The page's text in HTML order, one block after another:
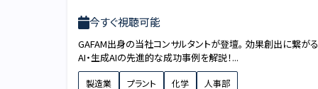
今すぐ視聴可能
GAFAM出身の当社コンサルタントが登壇。 効果創出に繋がる
AI・生成AIの先進的な成功事例を解説！...
製造業 プラント 化学 人事部